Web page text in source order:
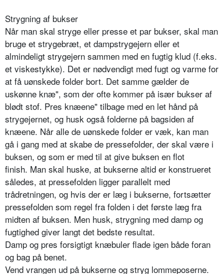
Strygning af bukser
Når man skal stryge eller presse et par bukser, skal man
bruge et strygebræt, et dampstrygejern eller et
almindeligt strygejern sammen med en fugtig klud (f.eks.
et viskestykke). Det er nødvendigt med fugt og varme for
at få uønskede folder bort. Det samme gælder de
uskønne knæ", som der ofte kommer på især bukser af
blødt stof. Pres knæene" tilbage med en let hånd på
strygejernet, og husk også folderne på bagsiden af
knæene. Når alle de uønskede folder er væk, kan man
gå i gang med at skabe de pressefolder, der skal være i
buksen, og som er med til at give buksen en flot
finish. Man skal huske, at bukserne altid er konstrueret
således, at pressefolden ligger parallelt med
trådretningen, og hvis der er læg i bukserne, fortsætter
pressefolden som regel fra folden i det første læg fra
midten af buksen. Men husk, strygning med damp og
fugtighed giver langt det bedste resultat.
Damp og pres forsigtigt knæbuler flade igen både foran
og bag på benet.
Vend vrangen ud på bukserne og stryg lommeposerne.